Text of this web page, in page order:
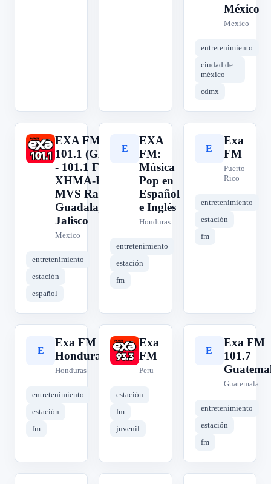
México
Mexico
entretenimiento
ciudad de
méxico
cdmx
E
EXA FM
101.1 (GDL)
- 101.1 FM -
XHMA-FM -
MVS Radio -
Guadalajara,
Jalisco
Mexico
entretenimiento
estación
español
E
EXA
FM:
Música
Pop en
Español
e Inglés
Honduras
entretenimiento
estación
fm
E
Exa
FM
Puerto
Rico
entretenimiento
estación
fm
E
Exa FM
Honduras
Honduras
entretenimiento
estación
fm
E
Exa
FM
Peru
estación
fm
juvenil
E
Exa FM
101.7
Guatemala
entretenimiento
estación
fm